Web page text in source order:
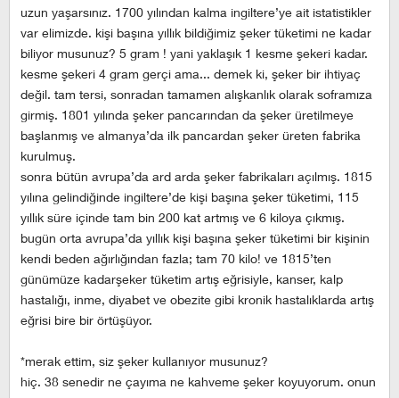
uzun yaşarsınız. 1700 yılından kalma ingiltere’ye ait istatistikler
var elimizde. kişi başına yıllık bildiğimiz şeker tüketimi ne kadar
biliyor musunuz? 5 gram ! yani yaklaşık 1 kesme şekeri kadar.
kesme şekeri 4 gram gerçi ama... demek ki, şeker bir ihtiyaç
değil. tam tersi, sonradan tamamen alışkanlık olarak soframıza
girmiş. 1801 yılında şeker pancarından da şeker üretilmeye
başlanmış ve almanya’da ilk pancardan şeker üreten fabrika
kurulmuş.
sonra bütün avrupa’da ard arda şeker fabrikaları açılmış. 1815
yılına gelindiğinde ingiltere’de kişi başına şeker tüketimi, 115
yıllık süre içinde tam bin 200 kat artmış ve 6 kiloya çıkmış.
bugün orta avrupa’da yıllık kişi başına şeker tüketimi bir kişinin
kendi beden ağırlığından fazla; tam 70 kilo! ve 1815’ten
günümüze kadarşeker tüketim artış eğrisiyle, kanser, kalp
hastalığı, inme, diyabet ve obezite gibi kronik hastalıklarda artış
eğrisi bire bir örtüşüyor.
*merak ettim, siz şeker kullanıyor musunuz?
hiç. 38 senedir ne çayıma ne kahveme şeker koyuyorum. onun